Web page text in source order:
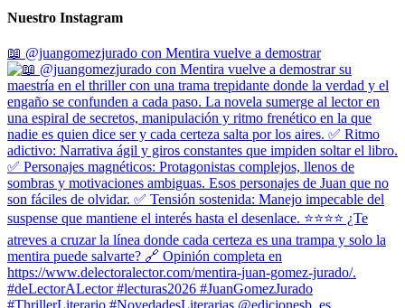
Nuestro Instagram
📖 @juangomezjurado con Mentira vuelve a demostrar